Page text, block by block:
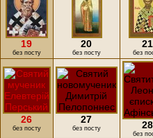
19
без посту
20
без посту
21
без
26
без посту
27
без посту 28
без